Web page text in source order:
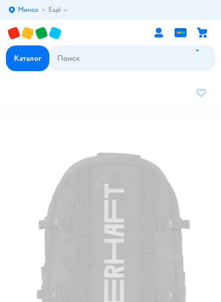
Выбор адреса доставки.
Минск Ещё
Каталог
В